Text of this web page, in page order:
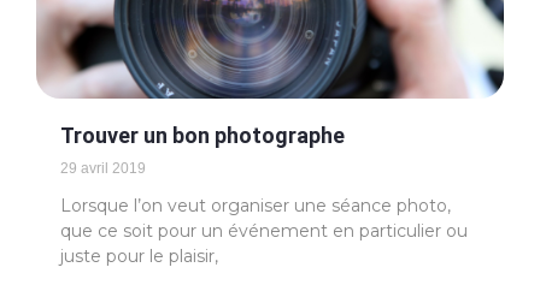
Trouver un bon photographe
29 avril 2019
Lorsque l’on veut organiser une séance photo,
que ce soit pour un événement en particulier ou
juste pour le plaisir,